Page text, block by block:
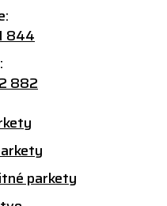
844
882
parkety